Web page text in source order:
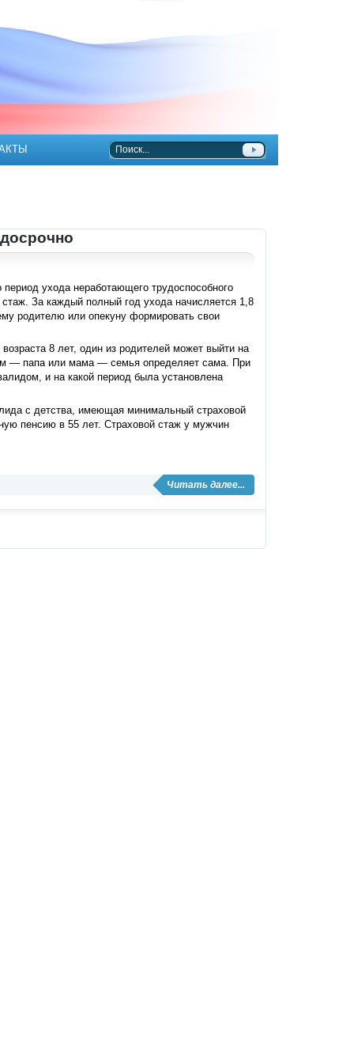
ухода неработающего трудоспособного
За каждый полный год ухода начисляется 1,8
родителю или опекуну формировать свои
8 лет, один из родителей может выйти на
— папа или мама — семья определяет сама. При
и на какой период была установлена
с детства, имеющая минимальный страховой
пенсию в 55 лет. Страховой стаж у мужчин
Читать далее...